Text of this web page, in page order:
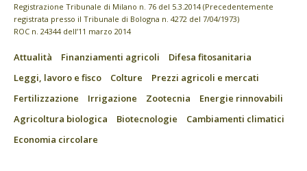
Registrazione Tribunale di Milano n. 76 del 5.3.2014 (Precedentemente
registrata presso il Tribunale di Bologna n. 4272 del 7/04/1973)
ROC n. 24344 dell’11 marzo 2014
Attualità Finanziamenti agricoli
Difesa fitosanitaria
Leggi, lavoro e fisco
Colture
Prezzi agricoli e mercati
Fertilizzazione
Irrigazione Zootecnia
Energie rinnovabili
Agricoltura biologica
Biotecnologie
Cambiamenti climatici
Economia circolare